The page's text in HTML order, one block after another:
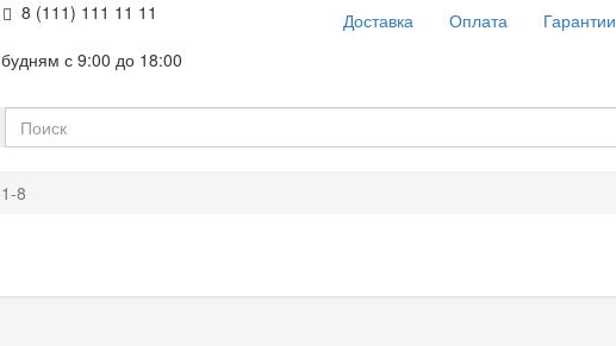
8 (111) 111 11 11
с 9:00 до 18:00
Доставка Оплата Гарантии
8